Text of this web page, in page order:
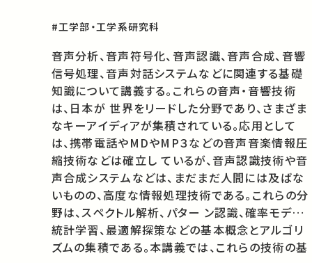
#工学部・工学系研究科
音声分析、音声符号化、音声認識、音声合成、音響
信号処理、音声対話システムなどに関連する基礎
知識について講義する。これらの音声・音響技術
は、日本が 世界をリードした分野であり、さまざま
なキーアイディアが集積されている。応用として
は、携帯電話やMDやMP３などの音声音楽情報圧
縮技術などは確立し ているが、音声認識技術や音
声合成システムなどは、まだまだ人間には及ばな
いものの、高度な情報処理技術である。これらの分
野は、スペクトル解析、パター ン認識、確率モデル、
統計学習、最適解探策などの基本概念とアルゴリ
ズムの集積である。本講義では、これらの技術の基